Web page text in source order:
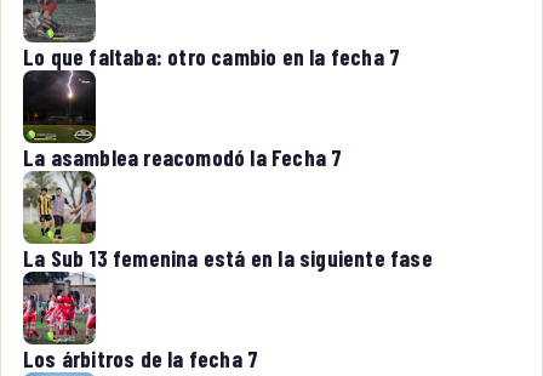
Lo que faltaba: otro cambio en la fecha 7
La asamblea reacomodó la Fecha 7
La Sub 13 femenina está en la siguiente fase
Los árbitros de la fecha 7